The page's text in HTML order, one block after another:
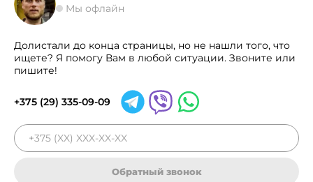
Мы офлайн
Долистали до конца страницы, но не нашли того, что
ищете? Я помогу Вам в любой ситуации. Звоните или
пишите!
+375 (29) 335-09-09
Обратный звонок